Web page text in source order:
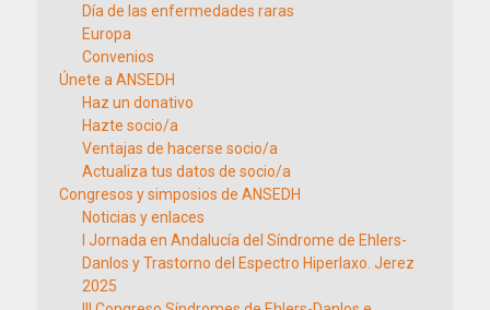
Día de las enfermedades raras
Europa
Convenios
Únete a ANSEDH
Haz un donativo
Hazte socio/a
Ventajas de hacerse socio/a
Actualiza tus datos de socio/a
Congresos y simposios de ANSEDH
Noticias y enlaces
I Jornada en Andalucía del Síndrome de Ehlers-
Danlos y Trastorno del Espectro Hiperlaxo. Jerez
2025